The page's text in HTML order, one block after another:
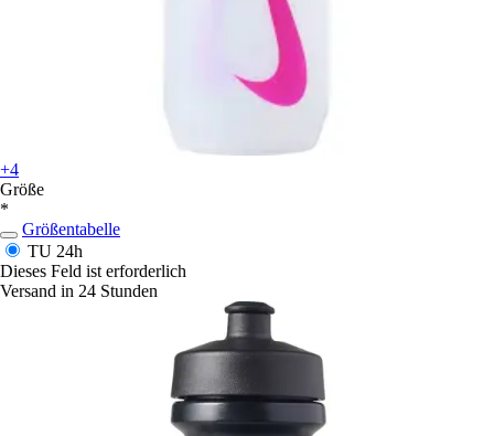
+4
Größe
*
Größentabelle
TU 24h
Dieses Feld ist erforderlich
Versand in 24 Stunden